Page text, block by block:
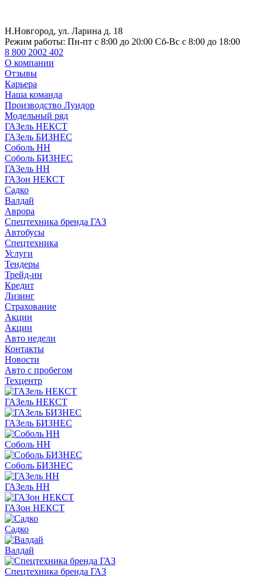
Н.Новгород, ул. Ларина д. 18
Режим работы: Пн-пт с 8:00 до 20:00 Сб-Вс с 8:00 до 18:00
8 800 2002 402
О компании
Отзывы
Карьера
Наша команда
Производство Луидор
Модельный ряд
ГАЗель НЕКСТ
ГАЗель БИЗНЕС
Соболь НН
Соболь БИЗНЕС
ГАЗель НН
ГАЗон НЕКСТ
Садко
Валдай
Аврора
Спецтехника бренда ГАЗ
Автобусы
Спецтехника
Услуги
Тендеры
Трейд-ин
Кредит
Лизинг
Страхование
Акции
Акции
Авто недели
Контакты
Новости
Авто с пробегом
Техцентр
ГАЗель НЕКСТ
ГАЗель БИЗНЕС
Соболь НН
Соболь БИЗНЕС
ГАЗель НН
ГАЗон НЕКСТ
Садко
Валдай
Спецтехника бренда ГАЗ